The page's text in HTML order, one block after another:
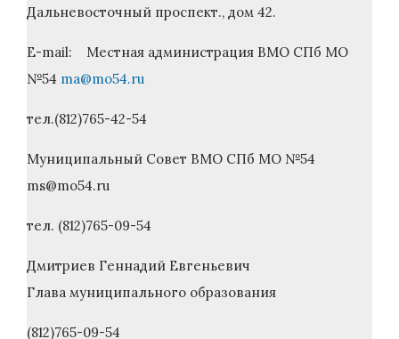
Дальневосточный проспект., дом 42.
E-mail: Местная администрация ВМО СПб МО
№54 ma@mo54.ru
тел.(812)765-42-54
Муниципальный Совет ВМО СПб МО №54
ms@mo54.ru
тел. (812)765-09-54
Дмитриев Геннадий Евгеньевич
Глава муниципального образования
(812)765-09-54